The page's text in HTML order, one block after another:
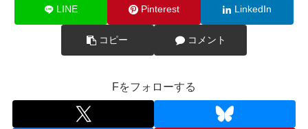
LINE Pinterest LinkedIn
コピー コメント
Fをフォローする